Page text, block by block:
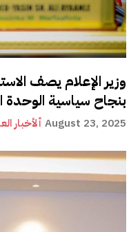
وزير الإعلام يصف
بنجاح سياسية الوحدة
ألأخبار August 23, 2025